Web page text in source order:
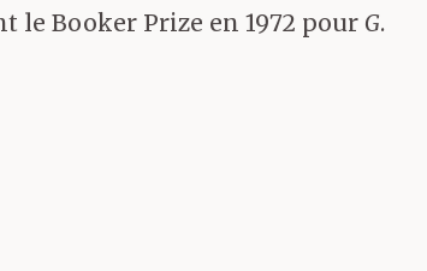
Booker Prize en 1972 pour G.